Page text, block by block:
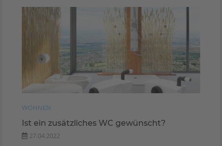
WOHNEN
Ist ein zusätzliches WC gewünscht?
27.04.2022